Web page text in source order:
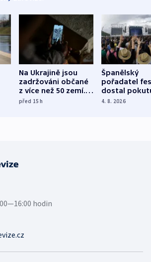
Na Ukrajině jsou
zadržováni občané
z více než 50 zemí.
Bojovali na straně
před 15h
Španělský
pořadatel
dostal
nekalé
4. 8. 2026
hodin